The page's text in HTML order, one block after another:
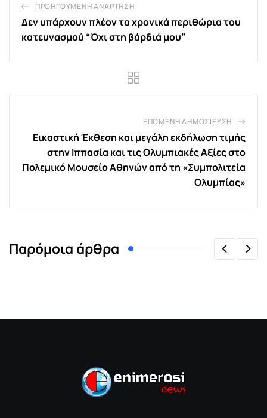
ΠΡΟΗΓΟΎΜΕΝΗ ΑΝΆΡΤΗΣΗ
Δεν υπάρχουν πλέον τα χρονικά περιθώρια του
κατευνασμού “Όχι στη βάρδιά μου”
ΕΠΌΜΕΝΗ ΔΗΜΟΣΊΕΥΣΗ
Εικαστική Έκθεση και μεγάλη εκδήλωση τιμής
στην Ιππασία και τις Ολυμπιακές Αξίες στο
Πολεμικό Μουσείο Αθηνών από τη «Συμπολιτεία
Ολυμπίας»
Παρόμοια άρθρα